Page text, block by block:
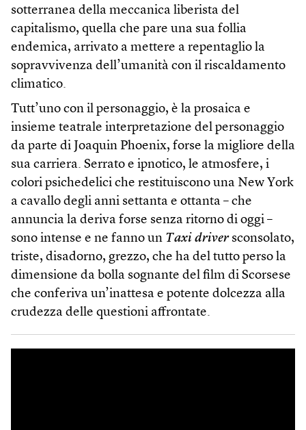
sotterranea della meccanica liberista del
capitalismo, quella che pare una sua follia
endemica, arrivato a mettere a repentaglio la
sopravvivenza dell’umanità con il riscaldamento
climatico.
Tutt’uno con il personaggio, è la prosaica e
insieme teatrale interpretazione del personaggio
da parte di Joaquin Phoenix, forse la migliore della
sua carriera. Serrato e ipnotico, le atmosfere, i
colori psichedelici che restituiscono una New York
a cavallo degli anni settanta e ottanta – che
annuncia la deriva forse senza ritorno di oggi –
sono intense e ne fanno un Taxi driversconsolato,
triste, disadorno, grezzo, che ha del tutto perso la
dimensione da bolla sognante del film di Scorsese
che conferiva un’inattesa e potente dolcezza alla
crudezza delle questioni affrontate.